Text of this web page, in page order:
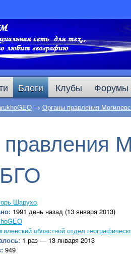
Блоги Клубы Форумы
→ Органы правления
Шарухо
1991 день назад (13 января 2013)
областной отдел
1 раз — 13 января 2013
949